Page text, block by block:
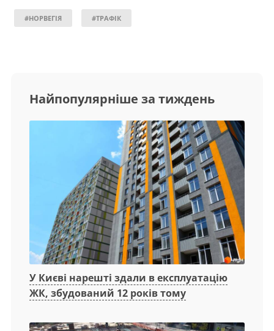
#НОРВЕГІЯ #ТРАФІК
Найпопулярніше за тиждень
У Києві нарешті здали в експлуатацію
ЖК, збудований 12 років тому